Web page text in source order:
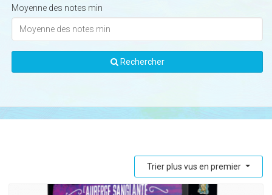
Moyenne des notes min
Rechercher
Trier plus vus en premier